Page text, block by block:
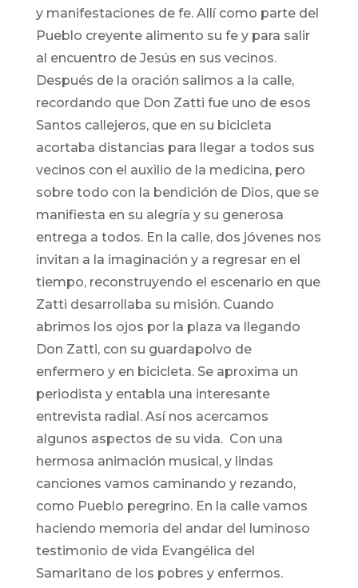
y manifestaciones de fe. Allí como parte del
Pueblo creyente alimento su fe y para salir
al encuentro de Jesús en sus vecinos.
Después de la oración salimos a la calle,
recordando que Don Zatti fue uno de esos
Santos callejeros, que en su bicicleta
acortaba distancias para llegar a todos sus
vecinos con el auxilio de la medicina, pero
sobre todo con la bendición de Dios, que se
manifiesta en su alegría y su generosa
entrega a todos. En la calle, dos jóvenes nos
invitan a la imaginación y a regresar en el
tiempo, reconstruyendo el escenario en que
Zatti desarrollaba su misión. Cuando
abrimos los ojos por la plaza va llegando
Don Zatti, con su guardapolvo de
enfermero y en bicicleta. Se aproxima un
periodista y entabla una interesante
entrevista radial. Así nos acercamos
algunos aspectos de su vida. Con una
hermosa animación musical, y lindas
canciones vamos caminando y rezando,
como Pueblo peregrino. En la calle vamos
haciendo memoria del andar del luminoso
testimonio de vida Evangélica del
Samaritano de los pobres y enfermos.